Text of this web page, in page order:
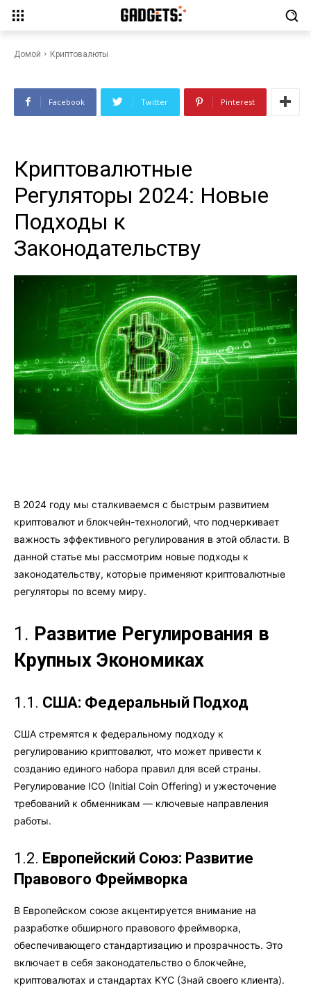
Домой Криптовалюты
2024: Новые Подходы к
Facebook Twitter Pinterest
Криптовалютные
Регуляторы 2024: Новые
Подходы к
Законодательству
В 2024 году мы сталкиваемся с быстрым развитием
криптовалют и блокчейн-технологий, что подчеркивает
важность эффективного регулирования в этой области. В
данной статье мы рассмотрим новые подходы к
законодательству, которые применяют криптовалютные
регуляторы по всему миру.
1. Развитие Регулирования в
Крупных Экономиках
1.1. США: Федеральный Подход
США стремятся к федеральному подходу к
регулированию криптовалют, что может привести к
созданию единого набора правил для всей страны.
Регулирование ICO (Initial Coin Offering) и ужесточение
требований к обменникам — ключевые направления
работы.
1.2. Европейский Союз: Развитие
Правового Фреймворка
В Европейском союзе акцентируется внимание на
разработке обширного правового фреймворка,
обеспечивающего стандартизацию и прозрачность. Это
включает в себя законодательство о блокчейне,
криптовалютах и стандартах KYC (Знай своего клиента).